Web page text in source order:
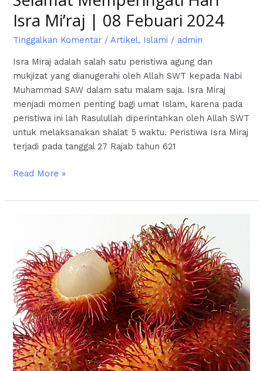
Isra Mi’raj | 08 Febuari 2024
Tinggalkan Komentar /Artikel, Islami / admin
Isra Miraj adalah salah satu peristiwa agung dan
mukjizat yang dianugerahi oleh Allah SWT kepada Nabi
Muhammad SAW dalam satu malam saja. Isra Miraj
menjadi momen penting bagi umat Islam, karena pada
peristiwa ini lah Rasulullah diperintahkan oleh Allah SWT
untuk melaksanakan shalat 5 waktu. Peristiwa Isra Miraj
terjadi pada tanggal 27 Rajab tahun 621
Read More »
Rambutan